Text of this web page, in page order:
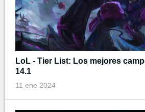
LoL - Tier List: Los mejores
14.1
11 ene 2024